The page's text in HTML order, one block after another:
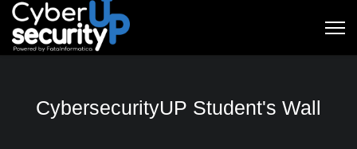
CybersecurityUP Student's Wall